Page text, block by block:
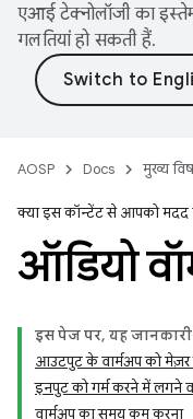
एआई टेक्नोलॉजी का
गलतियां हो सकती हैं.
AOSP Docs मुख्य
क्या इस कॉन्टेंट से आपको मदद
ऑडियो
इस पेज पर, यह
आउटपुट के वार्मअप को मेज़र
इनपुट को गर्म करने में लगने
वार्मअप का समय कम करना